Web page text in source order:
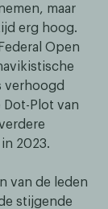
maar
erg hoog.
Open
verhoogd
Plot van
2023.
van de leden
stijgende